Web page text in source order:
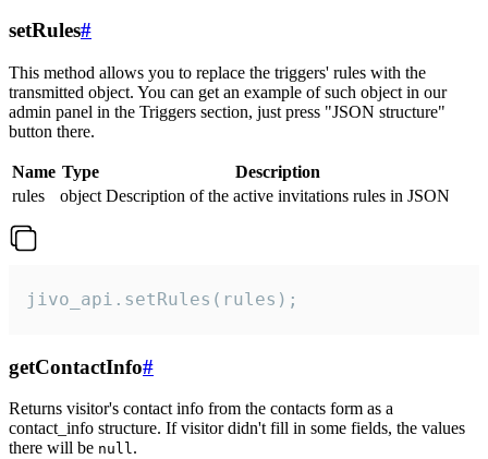
setRules#
This method allows you to replace the triggers' rules with the
transmitted object. You can get an example of such object in our
admin panel in the Triggers section, just press "JSON structure"
button there.
Name Type
Description
rules
object Description of the active invitations rules in JSON
jivo_api.setRules(rules);
getContactInfo#
Returns visitor's contact info from the contacts form as a
contact_info structure. If visitor didn't fill in some fields, the values
there will be null.